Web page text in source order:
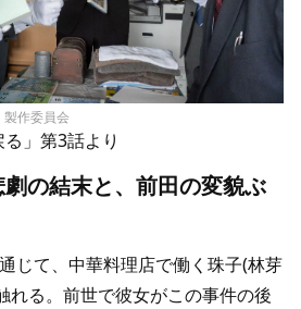
製作委員会
る」第3話より
の結末と、前田の変貌ぶ
じて、中華料理店で働く珠子(林芽
れる。前世で彼女がこの事件の後